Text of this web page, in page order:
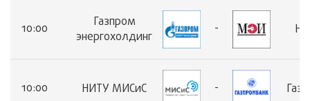
10:00
Газпром
энергохолдинг
-
10:00 НИТУ МИСиС -